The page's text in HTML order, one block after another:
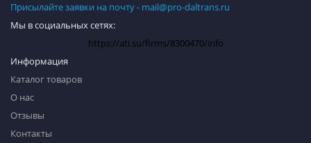
Информация
Каталог товаров
О нас
Отзывы
Контакты
Присылайте заявки на почту - mail@pro-daltrans.ru
Мы в социальных сетях:
https://ati.su/firms/8300470/info